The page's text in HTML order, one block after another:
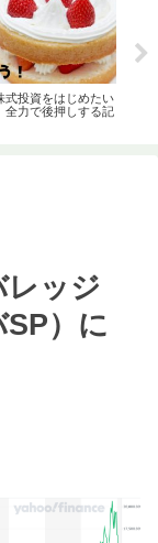
式投資をはじめたい
全力で後押しする記
レッジ
）に